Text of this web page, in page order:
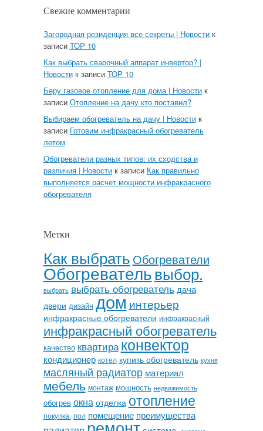
Свежие комментарии
Загородная резиденция все секреты | Новостик
записи TOP 10
Как выбрать сварочный аппарат инвертор? |
Новостик записи TOP 10
Беру газовое отопление для дома | Новостик
записи Отопление на дачу кто поставил?
Выбираем обогреватель на дачу | Новостик
записи Готовим инфракрасный обогреватель
летом
Обогреватели разных типов: их сходства и
различия | Новостик записи Как правильно
выполняется расчет мощности инфракрасного
обогревателя
Метки
Как выбрать Обогреватели
Обогревательвыбор.
выбрать выбрать обогреватель дача
двери дизайн дом интерьер
инфракрасные обогреватели инфракрасный
инфракрасный обогреватель
качество квартираконвектор
кондиционер котел купить обогреватель кухня
масляный радиатор материал
мебель монтаж мощность недвижимость
обогрев окна отделка отопление
покупка. пол помещение преимущества